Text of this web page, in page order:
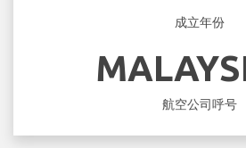
成立年份
航空公司呼号